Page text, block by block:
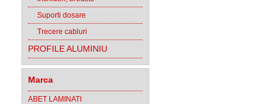
Suporti dosare
Trecere cabluri
PROFILE ALUMINIU
Marca
ABET LAMINATI